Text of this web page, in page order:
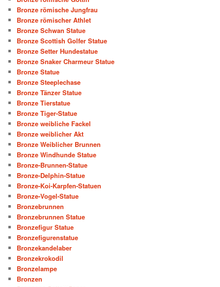
Bronze römische Jungfrau
Bronze römischer Athlet
Bronze Schwan Statue
Bronze Scottish Golfer Statue
Bronze Setter Hundestatue
Bronze Snaker Charmeur Statue
Bronze Statue
Bronze Steeplechase
Bronze Tänzer Statue
Bronze Tierstatue
Bronze Tiger-Statue
Bronze weibliche Fackel
Bronze weiblicher Akt
Bronze Weiblicher Brunnen
Bronze Windhunde Statue
Bronze-Brunnen-Statue
Bronze-Delphin-Statue
Bronze-Koi-Karpfen-Statuen
Bronze-Vogel-Statue
Bronzebrunnen
Bronzebrunnen Statue
Bronzefigur Statue
Bronzefigurenstatue
Bronzekandelaber
Bronzekrokodil
Bronzelampe
Bronzen